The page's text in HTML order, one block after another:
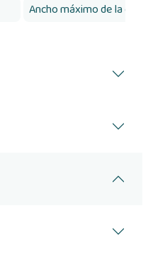
Ancho máximo de la